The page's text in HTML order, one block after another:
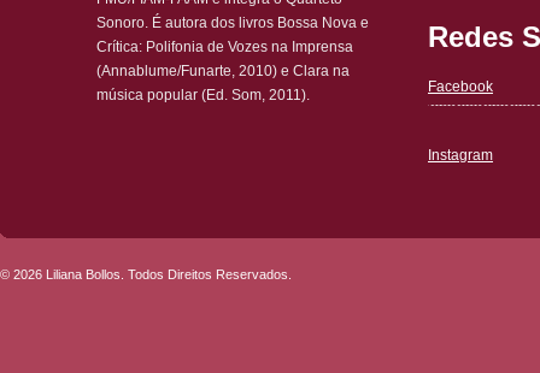
Sonoro. É autora dos livros Bossa Nova e
Crítica: Polifonia de Vozes na Imprensa
(Annablume/Funarte, 2010) e Clara na
música popular (Ed. Som, 2011).
Redes
Facebook
Instagram
© 2026 Liliana Bollos. Todos Direitos Reservados.